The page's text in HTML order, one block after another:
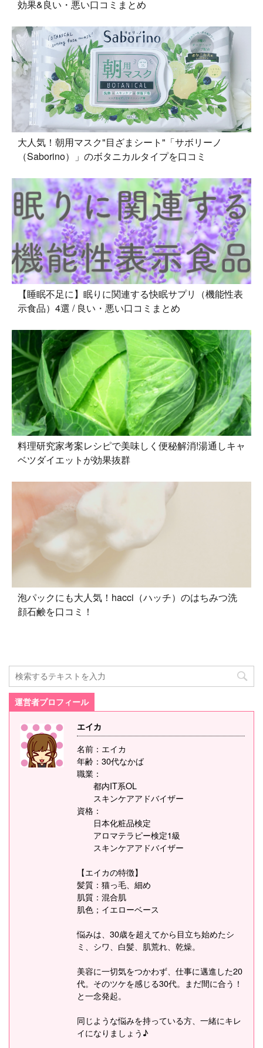
効果&良い・悪い口コミまとめ
大人気！朝用マスク"目ざまシート"「サボリーノ
（Saborino）」のボタニカルタイプを口コミ
【睡眠不足に】眠りに関連する快眠サプリ（機能性表
示食品）4選 / 良い・悪い口コミまとめ
料理研究家考案レシピで美味しく便秘解消!湯通しキャ
ベツダイエットが効果抜群
泡パックにも大人気！hacci（ハッチ）のはちみつ洗
顔石鹸を口コミ！
運営者プロフィール
エイカ
名前：エイカ
年齢：30代なかば
職業：
都内IT系OL
スキンケアアドバイザー
資格：
日本化粧品検定
アロマテラピー検定1級
スキンケアアドバイザー
【エイカの特徴】
髪質：猫っ毛、細め
肌質：混合肌
肌色；イエローベース
悩みは、30歳を超えてから目立ち始めたシ
ミ、シワ、白髪、肌荒れ、乾燥。
美容に一切気をつかわず、仕事に邁進した20
代。そのツケを感じる30代。まだ間に合う！
と一念発起。
同じような悩みを持っている方、一緒にキレ
イになりましょう♪